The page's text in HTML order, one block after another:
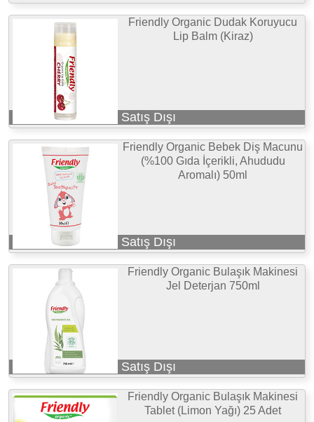
Friendly Organic Dudak Koruyucu
Lip Balm (Kiraz)
Satış Dışı
Friendly Organic Bebek Diş Macunu
(%100 Gıda İçerikli, Ahududu
Aromalı) 50ml
Satış Dışı
Friendly Organic Bulaşık Makinesi
Jel Deterjan 750ml
Satış Dışı
Friendly Organic Bulaşık Makinesi
Tablet (Limon Yağı) 25 Adet